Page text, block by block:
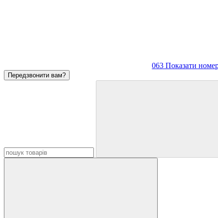
063 Показати
Передзвонити вам?